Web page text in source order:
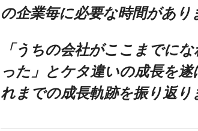
の企業毎に必要な時間があり
「うちの会社がここまでに
った」とケタ違いの成長を
れまでの成長軌跡を振り返り